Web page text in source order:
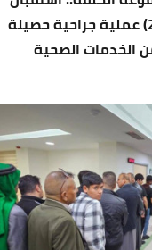
(1400) مريض واجراء (28) عملية جراحية حصيلة
الخدمات الصحية